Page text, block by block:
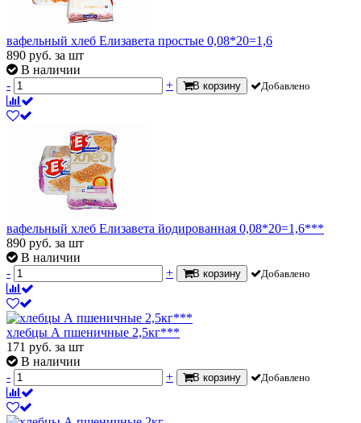
вафельный хлеб Елизавета простые 0,08*20=1,6
890 руб. за шт
В наличии
-
+ В корзину Добавлено
вафельный хлеб Елизавета йодированная 0,08*20=1,6***
890 руб. за шт
В наличии
-
+ В корзину Добавлено
хлебцы А пшеничные 2,5кг***
171 руб. за шт
В наличии
-
+ В корзину Добавлено